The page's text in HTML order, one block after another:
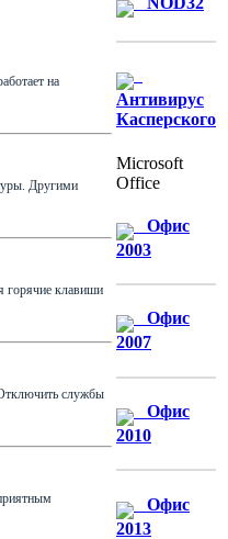
на
Другими
горячие клавиши
службы
Антивирус
Касперского
Microsoft
Office
Офис
2003
Офис
2007
Офис
2010
Офис
2013